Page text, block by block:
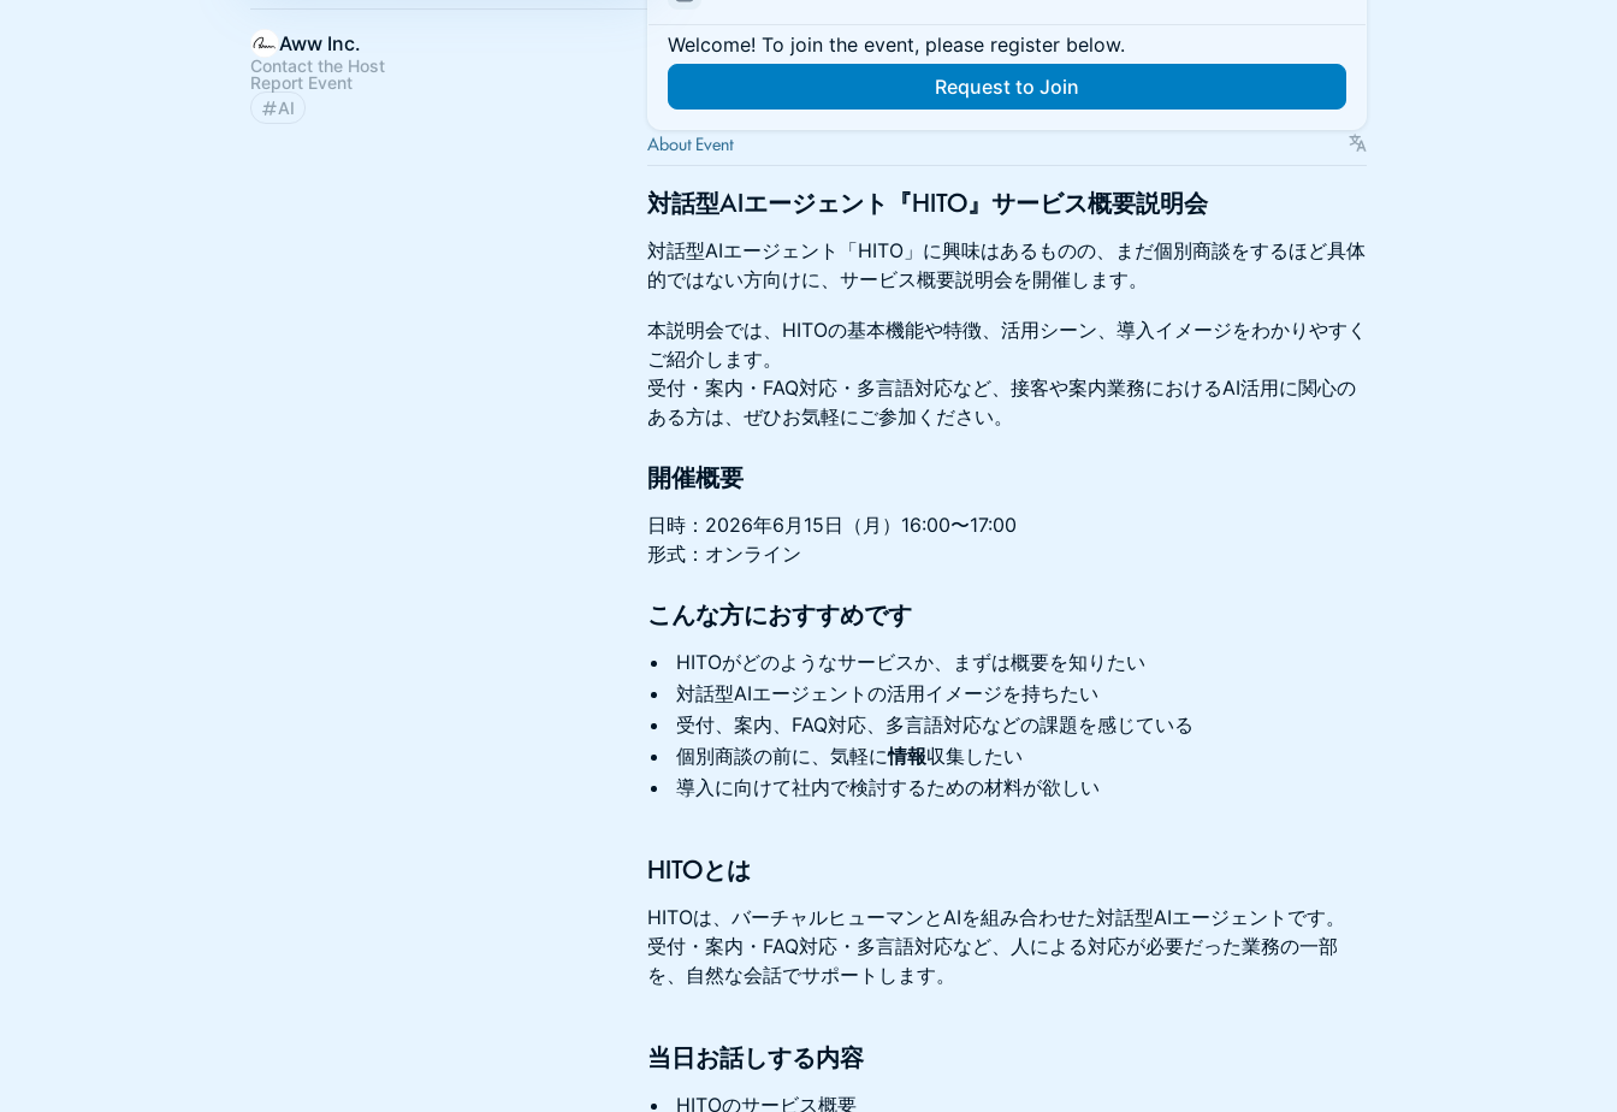
Aww Inc.
Contact the Host
Report Event
AI
Welcome! To join the event, please register below.
Request to Join
About Event
対話型AIエージェント『HITO』サービス概要説明会
対話型AIエージェント「HITO」に興味はあるものの、まだ個別商談をするほど具体
的ではない方向けに、サービス概要説明会を開催します。
本説明会では、HITOの基本機能や特徴、活用シーン、導入イメージをわかりやすく
ご紹介します。
受付・案内・FAQ対応・多言語対応など、接客や案内業務におけるAI活用に関心の
ある方は、ぜひお気軽にご参加ください。
開催概要
日時：2026年6月15日（月）16:00〜17:00
形式：オンライン
こんな方におすすめです
HITOがどのようなサービスか、まずは概要を知りたい
対話型AIエージェントの活用イメージを持ちたい
受付、案内、FAQ対応、多言語対応などの課題を感じている
個別商談の前に、気軽に情報収集したい
導入に向けて社内で検討するための材料が欲しい
HITOとは
HITOは、バーチャルヒューマンとAIを組み合わせた対話型AIエージェントです。
受付・案内・FAQ対応・多言語対応など、人による対応が必要だった業務の一部
を、自然な会話でサポートします。
当日お話しする内容
HITOのサービス概要